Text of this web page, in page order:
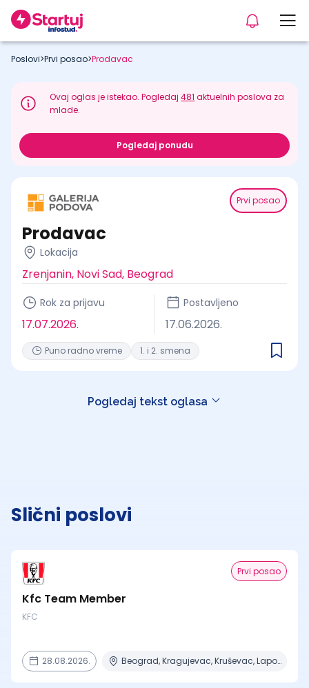
Poslovi>Prvi posao>Prodavac
Ovaj oglas je istekao. Pogledaj481 aktuelnih poslova za
mlade.
Pogledaj ponudu
Prvi posao
Prodavac
Lokacija
Zrenjanin, Novi Sad, Beograd
Rok za prijavu
17.07.2026.
Postavljeno
17.06.2026.
Puno radno vreme 1. i 2. smena
Pogledaj tekst oglasa
Slični poslovi
Prvi posao
Kfc Team Member
KFC
28.08.2026. Beograd, Kragujevac, Kruševac, Lapovo, Niš + 4 mesta